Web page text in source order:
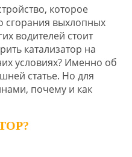
которое
сгорания выхлопных
водителей стоит
катализатор на
условиях? Именно об
статье. Но для
почему и как